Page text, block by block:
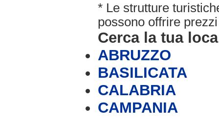
* Le strutture
possono offrire
Cerca la tua
ABRUZZO
BASILICATA
CALABRIA
CAMPANIA